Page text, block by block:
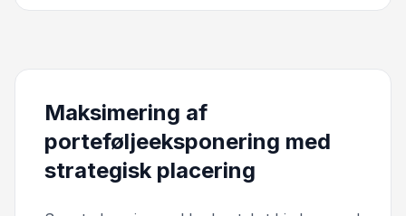
Maksimering af
porteføljeeksponering med
strategisk placering